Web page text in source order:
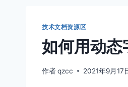
技术文档资源区
如何用动态
作者qzcc 2021年9月17